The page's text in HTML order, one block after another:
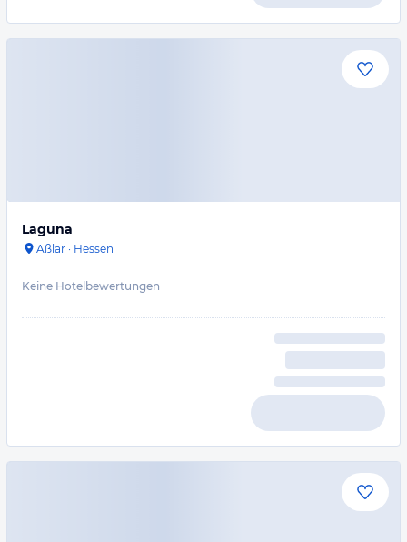
Laguna
Aßlar · Hessen
Keine Hotelbewertungen